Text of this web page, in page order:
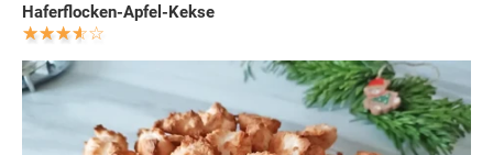
Haferflocken-Apfel-Kekse